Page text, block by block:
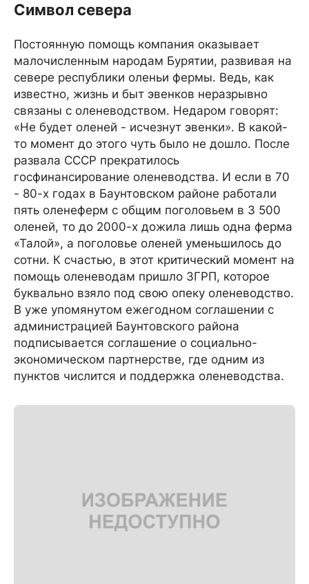
Символ севера
Постоянную помощь компания оказывает
малочисленным народам Бурятии, развивая на
севере республики оленьи фермы. Ведь, как
известно, жизнь и быт эвенков неразрывно
связаны с оленеводством. Недаром говорят:
«Не будет оленей - исчезнут эвенки». В какой-
то момент до этого чуть было не дошло. После
развала СССР прекратилось
госфинансирование оленеводства. И если в 70
- 80-х годах в Баунтовском районе работали
пять оленеферм с общим поголовьем в 3 500
оленей, то до 2000-х дожила лишь одна ферма
«Талой», а поголовье оленей уменьшилось до
сотни. К счастью, в этот критический момент на
помощь оленеводам пришло ЗГРП, которое
буквально взяло под свою опеку оленеводство.
В уже упомянутом ежегодном соглашении с
администрацией Баунтовского района
подписывается соглашение о социально-
экономическом партнерстве, где одним из
пунктов числится и поддержка оленеводства.